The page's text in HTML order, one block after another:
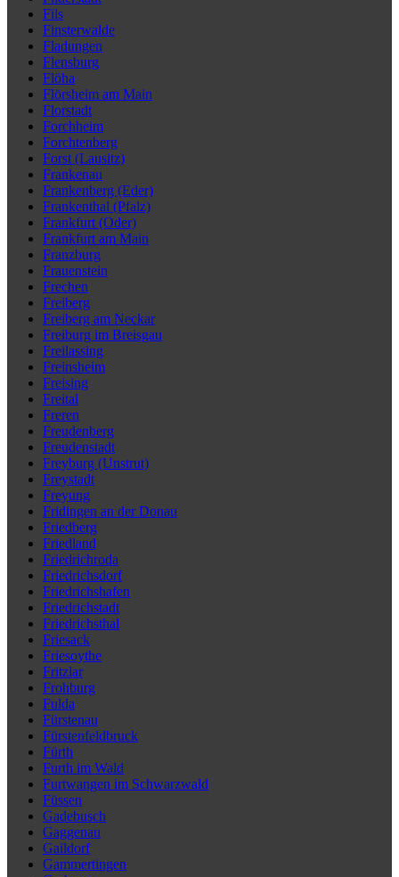
Fils
Finsterwalde
Fladungen
Flensburg
Flöha
Flörsheim am Main
Florstadt
Forchheim
Forchtenberg
Forst (Lausitz)
Frankenau
Frankenberg (Eder)
Frankenthal (Pfalz)
Frankfurt (Oder)
Frankfurt am Main
Franzburg
Frauenstein
Frechen
Freiberg
Freiberg am Neckar
Freiburg im Breisgau
Freilassing
Freinsheim
Freising
Freital
Freren
Freudenberg
Freudenstadt
Freyburg (Unstrut)
Freystadt
Freyung
Fridingen an der Donau
Friedberg
Friedland
Friedrichroda
Friedrichsdorf
Friedrichshafen
Friedrichstadt
Friedrichsthal
Friesack
Friesoythe
Fritzlar
Frohburg
Fulda
Fürstenau
Fürstenfeldbruck
Fürth
Furth im Wald
Furtwangen im Schwarzwald
Füssen
Gadebusch
Gaggenau
Gaildorf
Gammertingen